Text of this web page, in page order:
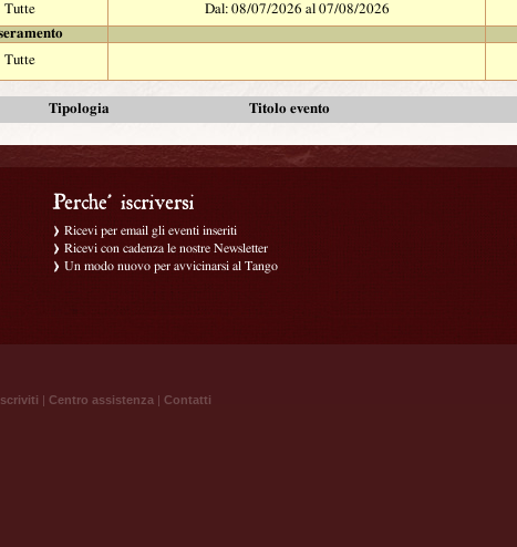
Tutte Dal: 08/07/2026 al 07/08/2026
Tutte
Tipologia Titolo evento
Ricevi per email gli eventi inseriti
Ricevi con cadenza le nostre Newsletter
Un modo nuovo per avvicinarsi al Tango
| Centro assistenza | Contatti